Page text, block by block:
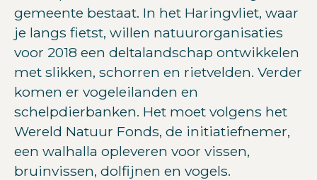
gemeente bestaat. In het Haringvliet, waar
je langs fietst, willen natuurorganisaties
voor 2018 een deltalandschap ontwikkelen
met slikken, schorren en rietvelden. Verder
komen er vogeleilanden en
schelpdierbanken. Het moet volgens het
Wereld Natuur Fonds, de initiatiefnemer,
een walhalla opleveren voor vissen,
bruinvissen, dolfijnen en vogels.